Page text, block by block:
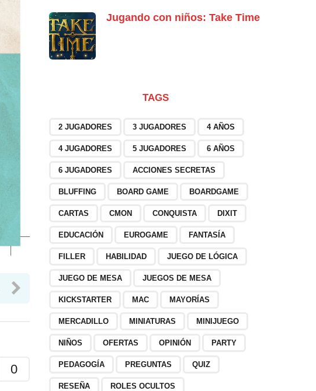
0
Jugando con niños: Take Time
TAGS
2 JUGADORES 3 JUGADORES 4 AÑOS
4 JUGADORES 5 JUGADORES 6 AÑOS
6 JUGADORES ACCIONES SECRETAS
BLUFFING BOARD GAME BOARDGAME
CARTAS CMON CONQUISTA DIXIT
EDUCACIÓN EUROGAME FANTASÍA
FILLER HABILIDAD JUEGO DE LÓGICA
JUEGO DE MESA JUEGOS DE MESA
KICKSTARTER MAC MAYORÍAS
MERCADILLO MINIATURAS MINIJUEGO
NIÑOS OFERTAS OPINIÓN PARTY
PEDAGOGÍA PREGUNTAS QUIZ
RESEÑA ROLES OCULTOS